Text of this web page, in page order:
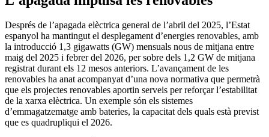
Després de l’apagada elèctrica general de l’abril del 2025, l’Estat
espanyol ha mantingut el desplegament d’energies renovables, amb
la introducció 1,3 gigawatts (GW) mensuals nous de mitjana entre
maig del 2025 i febrer del 2026, per sobre dels 1,2 GW de mitjana
registrat durant els 12 mesos anteriors. L’avançament de les
renovables ha anat acompanyat d’una nova normativa que permetrà
que els projectes renovables aportin serveis per reforçar l’estabilitat
de la xarxa elèctrica. Un exemple són els sistemes
d’emmagatzematge amb bateries, la capacitat dels quals està previst
que es quadrupliqui el 2026.